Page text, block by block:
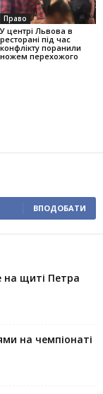
Право
У центрі Львова в
ресторані під час
конфлікту поранили
ножем перехожого
ВПОДОБАТИ
на щиті Петра
на чемпіонаті